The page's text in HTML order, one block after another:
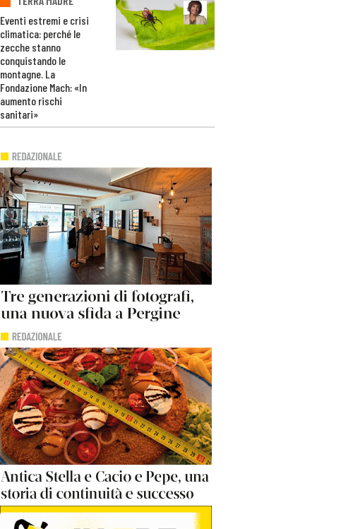
Eventi estremi e crisi
climatica: perché le
zecche stanno
conquistando le
montagne. La
Fondazione Mach: «In
aumento rischi
sanitari»